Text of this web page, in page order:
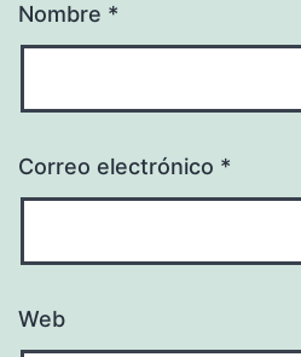
Nombre *
Correo electrónico *
Web